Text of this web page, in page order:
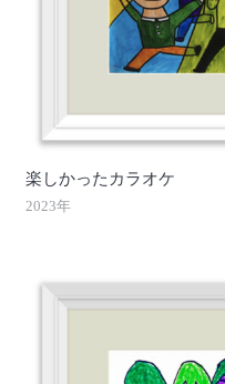
楽しかったカラオケ
2023年